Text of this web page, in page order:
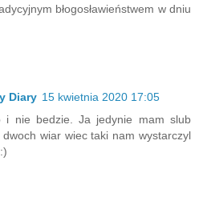
błogosławieństwem w dniu
Diary 15 kwietnia 2020 17:05
i nie bedzie. Ja jedynie mam slub
wiar wiec taki nam wystarczyl